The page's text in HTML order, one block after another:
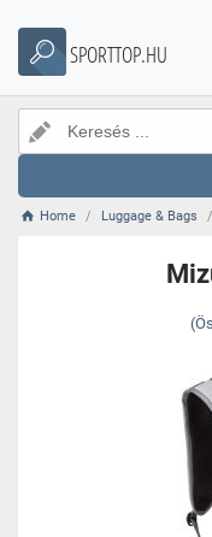
SPORTTOP.HU
Home Luggage & Bags